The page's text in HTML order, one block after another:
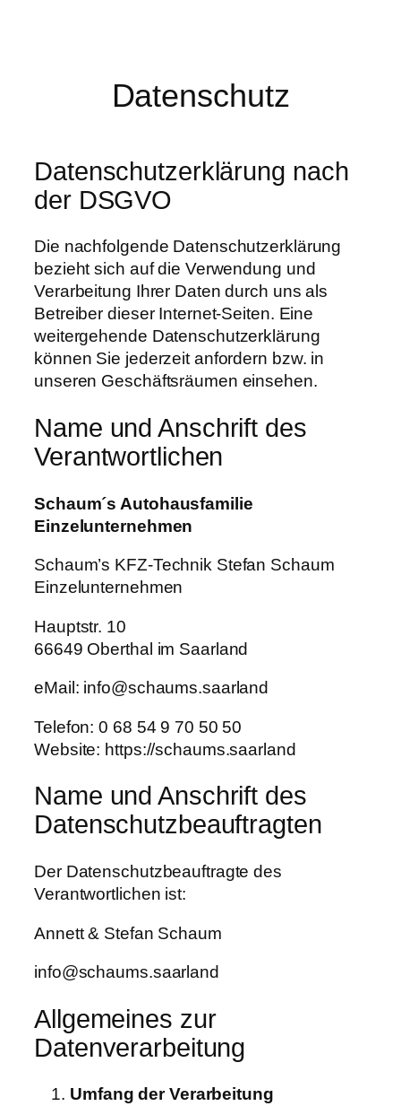
Datenschutz
Datenschutzerklärung nach
der DSGVO
Die nachfolgende Datenschutzerklärung
bezieht sich auf die Verwendung und
Verarbeitung Ihrer Daten durch uns als
Betreiber dieser Internet-Seiten. Eine
weitergehende Datenschutzerklärung
können Sie jederzeit anfordern bzw. in
unseren Geschäftsräumen einsehen.
Name und Anschrift des
Verantwortlichen
Schaum´s Autohausfamilie
Einzelunternehmen
Schaum’s KFZ-Technik Stefan Schaum
Einzelunternehmen
Hauptstr. 10
66649 Oberthal im Saarland
eMail: info@schaums.saarland
Telefon: 0 68 54 9 70 50 50
Website: https://schaums.saarland
Name und Anschrift des
Datenschutzbeauftragten
Der Datenschutzbeauftragte des
Verantwortlichen ist:
Annett & Stefan Schaum
info@schaums.saarland
Allgemeines zur
Datenverarbeitung
Umfang der Verarbeitung